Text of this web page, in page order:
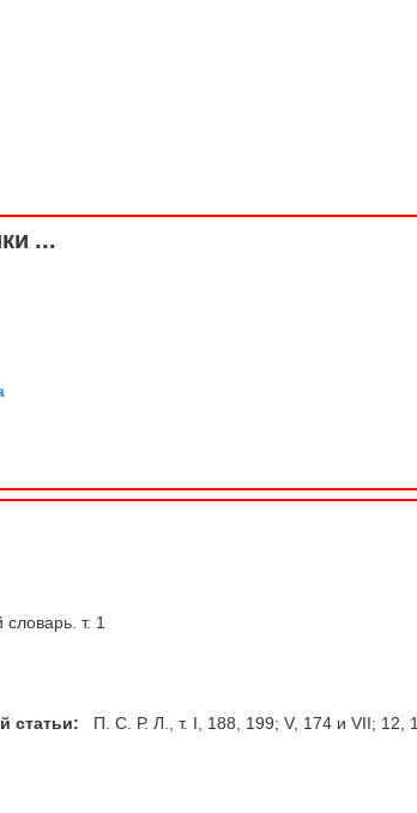
...
т. 1
статьи:
П. С. Р. Л., т. I, 188, 199; V, 174 и VII; 12,